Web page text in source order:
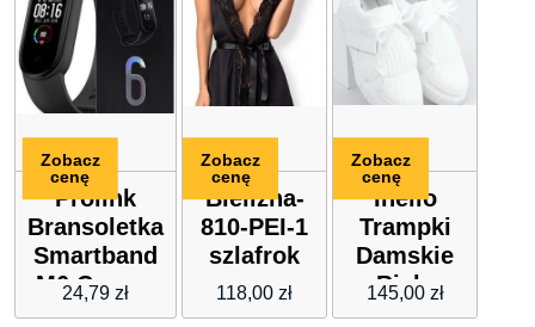
Prolink
Bransoletka
Smartband
M6 Czarny
24,79 zł
Zobacz
cenę
Bielizna-
810-PEI-1
szlafrok
czarny
S/M
118,00 zł
Zobacz
cenę
Inello
Trampki
Damskie
Białe
Nb513P
145,00 zł
Zobacz
cenę